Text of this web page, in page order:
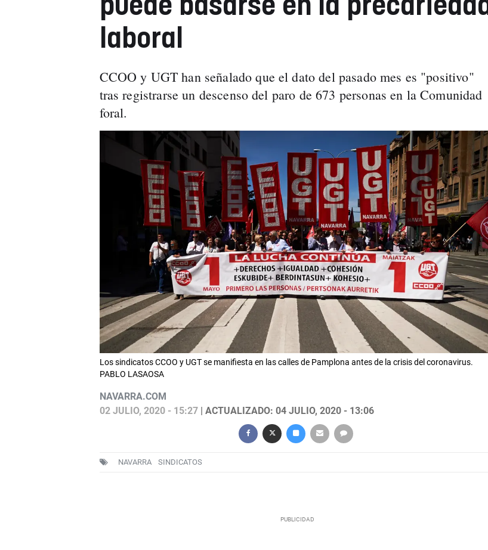
puede basarse en la precariedad
laboral
CCOO y UGT han señalado que el dato del pasado mes es "positivo"
tras registrarse un descenso del paro de 673 personas en la Comunidad
foral.
Los sindicatos CCOO y UGT se manifiesta en las calles de Pamplona antes de la crisis del coronavirus.
PABLO LASAOSA
NAVARRA.COM
02 JULIO, 2020 - 15:27| ACTUALIZADO: 04 JULIO, 2020 - 13:06
NAVARRA SINDICATOS